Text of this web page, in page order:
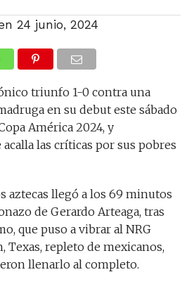
24 junio, 2024
triunfo 1-0 contra una
en su debut este sábado
América 2024, y
las críticas por sus pobres
aztecas llegó a los 69 minutos
de Gerardo Arteaga, tras
que puso a vibrar al NRG
Texas, repleto de mexicanos,
llenarlo al completo.